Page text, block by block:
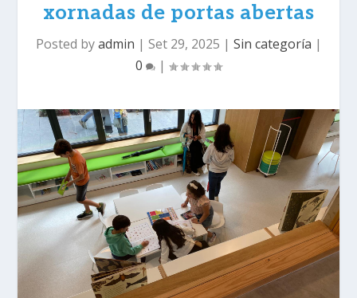
xornadas de portas abertas
Posted byadmin | Set 29, 2025 | Sin categoría |
0
|